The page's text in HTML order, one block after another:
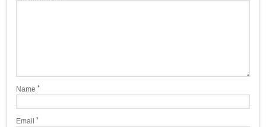
Name *
Email *